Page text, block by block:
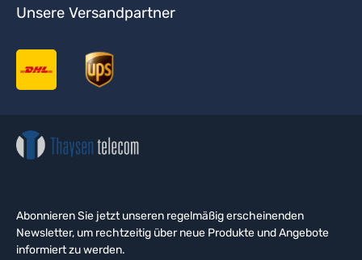
Unsere Versandpartner
Abonnieren Sie jetzt unseren regelmäßig erscheinenden
Newsletter, um rechtzeitig über neue Produkte und Angebote
informiert zu werden.